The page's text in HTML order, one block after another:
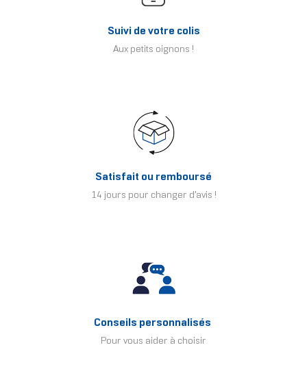
Suivi de votre colis
Aux petits oignons !
Satisfait ou remboursé
14 jours pour changer d'avis !
Conseils personnalisés
Pour vous aider à choisir